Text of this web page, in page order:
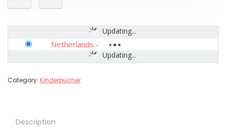
Updating...
Updating...
Netherlands -
Category: Kinderbücher
Description